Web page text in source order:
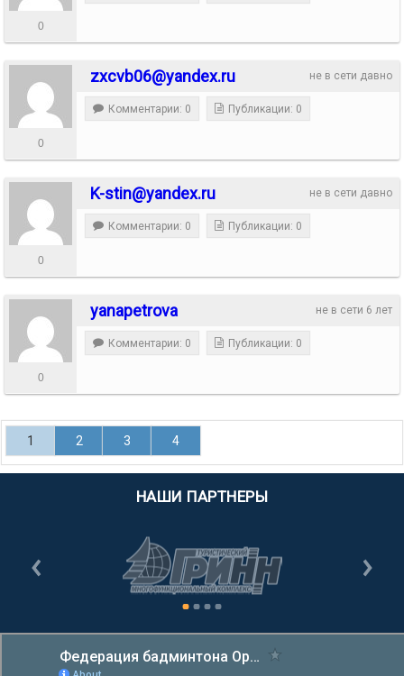
0
не в сети давно
zxcvb06@yandex.ru
0
Комментарии: 0 Публикации: 0
не в сети давно
K-stin@yandex.ru
0
Комментарии: 0 Публикации: 0
не в сети 6 лет
yanapetrova
0
Комментарии: 0 Публикации: 0
1 2 3 4
НАШИ ПАРТНЕРЫ